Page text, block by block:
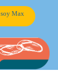
Max